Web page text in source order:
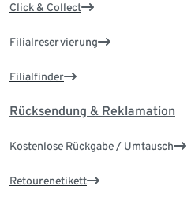
Click & Collect
Filialreservierung
Filialfinder
Rücksendung & Reklamation
Kostenlose Rückgabe / Umtausch
Retourenetikett